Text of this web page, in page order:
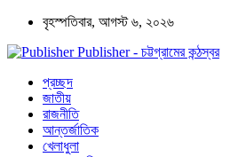
বৃহস্পতিবার, আগস্ট ৬, ২০২৬
Publisher - চট্টগ্রামের কন্ঠস্বর
প্রচ্ছদ
জাতীয়
রাজনীতি
আন্তর্জাতিক
খেলাধুলা